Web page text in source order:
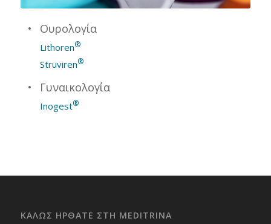
Ουρολογία
Lithoren®
Struviren®
Γυναικολογία
Inogest®
ΚΑΛΩΣ ΗΡΘΑΤΕ ΣΤΗ MEDITRINA